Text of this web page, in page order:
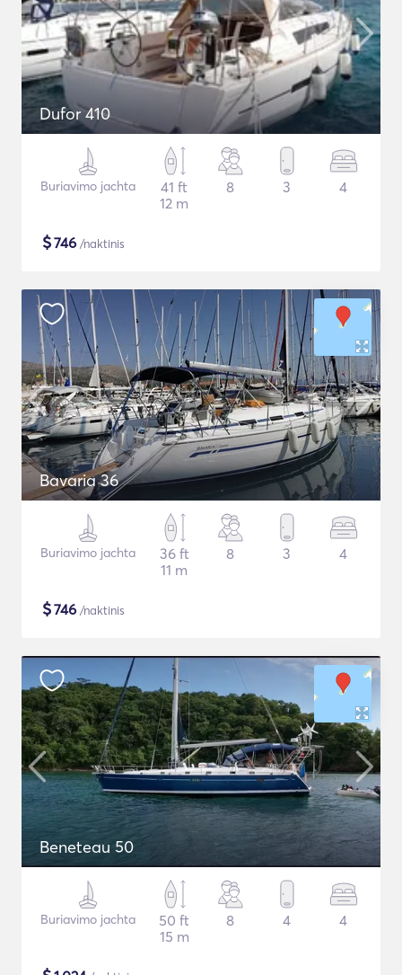
Dufor 410
Buriavimo jachta
41 ft
12 m
8 3 4
$746 /naktinis
Bavaria 36
Buriavimo jachta
36 ft
11 m
8 3 4
$746 /naktinis
Beneteau 50
Buriavimo jachta
50 ft
15 m
8 4 4